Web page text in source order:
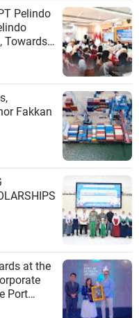
Pelindo
Towards
Fakkan
Port